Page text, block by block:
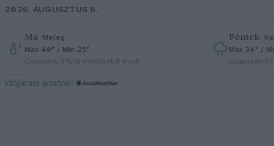
2026. AUGUSZTUS 6.
Ma–Meleg
Max 40° / Min 25°
Csapadék: 3% (0 mm)Szél: 6 km/h
Péntek–
Max 34° /
Csapadék:
időjárási adatok: